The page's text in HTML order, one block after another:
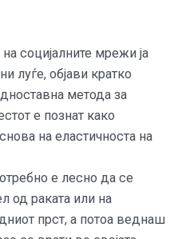
социјалните мрежи ја
луѓе, објави кратко
метода за
е познат како
на еластичноста на
е лесно да се
од раката или на
прст, а потоа веднаш